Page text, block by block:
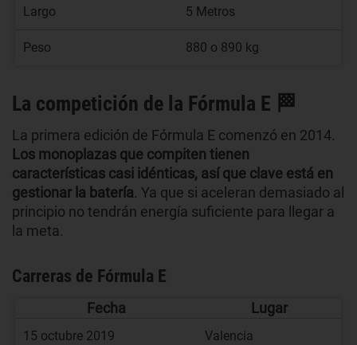
Largo 5 Metros
Peso 880 o 890 kg
La competición de la Fórmula E 🏁
La primera edición de Fórmula E comenzó en 2014.
Los monoplazas que compiten tienen
características casi idénticas, así que clave está en
gestionar la batería. Ya que si aceleran demasiado al
principio no tendrán energía suficiente para llegar a
la meta.
Carreras de Fórmula E
Fecha Lugar
15 octubre 2019 Valencia